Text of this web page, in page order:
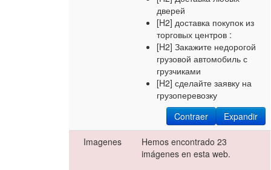
дверей
[H2] доставка покупок из
торговых центров :
[H2] Закажите недорогой
грузовой автомобиль с
грузчиками
[H2] сделайте заявку на
грузоперевозку
Expandir
Contraer
Imagenes
Hemos encontrado 23
imágenes en esta web.